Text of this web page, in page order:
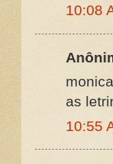
10:08
as
10:55